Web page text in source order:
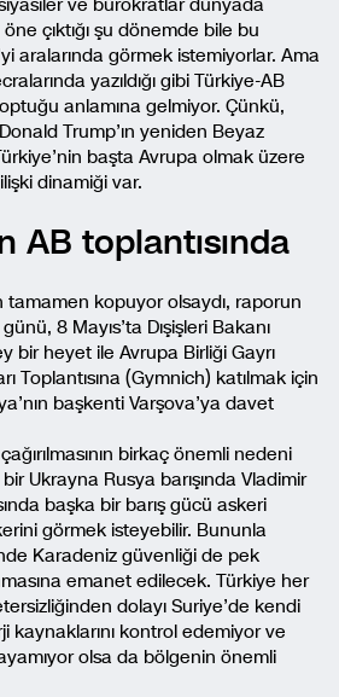
siyasiler ve bürokratlar dünyada
çıktığı şu dönemde bile bu
aralarında görmek istemiyorlar. Ama
yazıldığı gibi Türkiye-AB
anlamına gelmiyor. Çünkü,
Trump’ın yeniden Beyaz
başta Avrupa olmak üzere
dinamiği var.
AB toplantısında
tamamen kopuyor olsaydı, raporun
8 Mayıs’ta Dışişleri Bakanı
bir heyet ile Avrupa Birliği Gayrı
Toplantısına (Gymnich) katılmak için
başkenti Varşova’ya davet
birkaç önemli nedeni
Ukrayna Rusya barışında Vladimir
başka bir barış gücü askeri
görmek isteyebilir. Bununla
Karadeniz güvenliği de pek
emanet edilecek. Türkiye her
dolayı Suriye’de kendi
kaynaklarını kontrol edemiyor ve
olsa da bölgenin önemli